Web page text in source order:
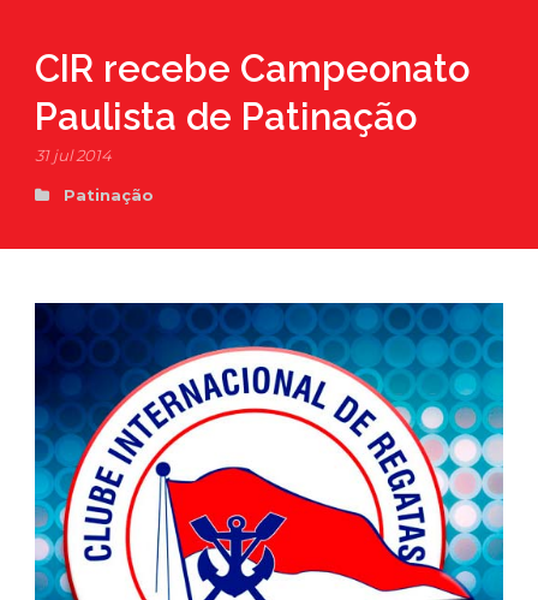
CIR recebe Campeonato
Paulista de Patinação
31 jul 2014
Patinação